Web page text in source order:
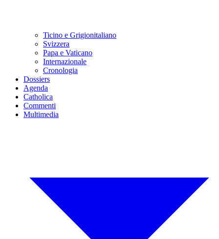
Ticino e Grigionitaliano
Svizzera
Papa e Vaticano
Internazionale
Cronologia
Dossiers
Agenda
Catholica
Commenti
Multimedia